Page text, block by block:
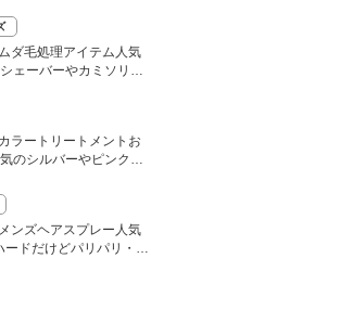
ダ毛処理アイテム人気
ェーバーやカミソリな
ラートリートメントお
のシルバーやピンク、
ンズヘアスプレー人気
ードだけどパリパリ・白